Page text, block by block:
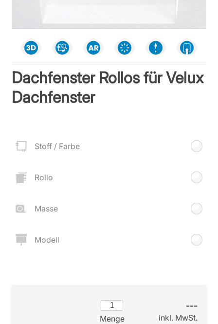
Dachfenster Rollos für Velux
Dachfenster
Stoff / Farbe
Rollo
Masse
Modell
Menge
---
inkl. MwSt.